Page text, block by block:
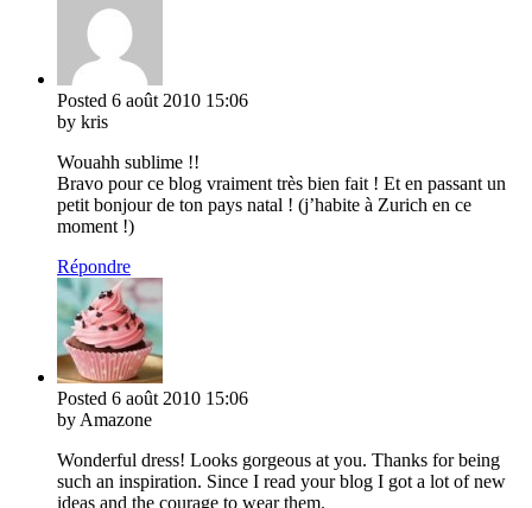
Posted 6 août 2010 15:06
by kris
Wouahh sublime !!
Bravo pour ce blog vraiment très bien fait ! Et en passant un
petit bonjour de ton pays natal ! (j’habite à Zurich en ce
moment !)
Répondre
Posted 6 août 2010 15:06
by Amazone
Wonderful dress! Looks gorgeous at you. Thanks for being
such an inspiration. Since I read your blog I got a lot of new
ideas and the courage to wear them.